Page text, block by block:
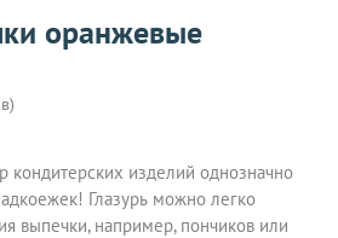
оранжевые
кондитерских изделий однозначно
Глазурь можно легко
выпечки, например, пончиков или